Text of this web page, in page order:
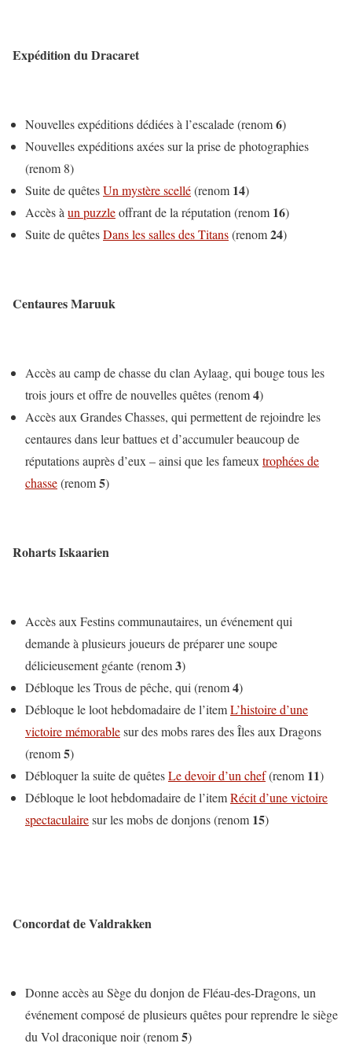
Expédition du Dracaret
Nouvelles expéditions dédiées à l’escalade (renom6)
Nouvelles expéditions axées sur la prise de photographies
(renom 8)
Suite de quêtesUn mystère scellé(renom 14)
Accès àun puzzleoffrant de la réputation (renom 16)
Suite de quêtesDans les salles des Titans(renom24)
Centaures Maruuk
Accès au camp de chasse du clan Aylaag, qui bouge tous les
trois jours et offre de nouvelles quêtes (renom4)
Accès aux Grandes Chasses, qui permettent de rejoindre les
centaures dans leur battues et d’accumuler beaucoup de
réputations auprès d’eux – ainsi que les fameuxtrophées de
chasse(renom5)
Roharts Iskaarien
Accès aux Festins communautaires, un événement qui
demande à plusieurs joueurs de préparer une soupe
délicieusement géante (renom3)
Débloque les Trous de pêche, qui (renom4)
Débloque le loot hebdomadaire de l’itemL’histoire d’une
victoire mémorablesur des mobs rares des Îles aux Dragons
(renom5)
Débloquer la suite de quêtesLe devoir d’un chef(renom 11)
Débloque le loot hebdomadaire de l’itemRécit d’une victoire
spectaculairesur les mobs de donjons (renom 15)
Concordat de Valdrakken
Donne accès au Sège du donjon de Fléau-des-Dragons, un
événement composé de plusieurs quêtes pour reprendre le siège
du Vol draconique noir (renom5)